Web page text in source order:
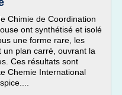
Chimie de Coordination
ont synthétisé et isolé
une forme rare, les
plan carré, ouvrant la
Ces résultats sont
Chemie International